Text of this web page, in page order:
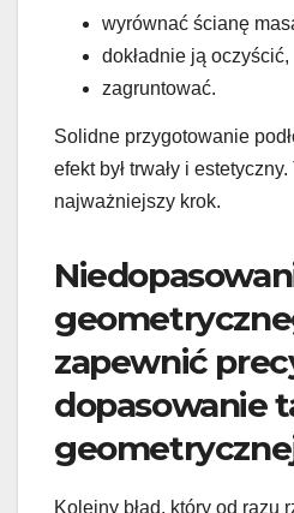
wyrównać ścianę
dokładnie ją oczyścić,
zagruntować.
Solidne przygotowanie
efekt był trwały i
najważniejszy krok.
zapewnić
dopasowanie
Kolejny błąd, który od razu